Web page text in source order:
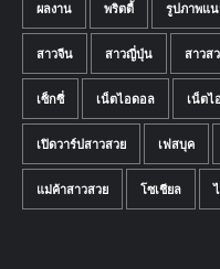
ผลงาน พริตตี้ รูปภาพแน
สาวจีน สาวญี่ปุ่น สาวส
เซ็กซี่ เน็ตไอดอล เน็ตไ
เปิดวาร์ปสาวสวย เฟสบุค
แม่ค้าสาวสวย โซเชียล